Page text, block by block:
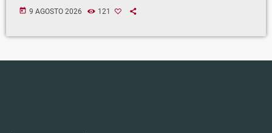
today 9 AGOSTO 2026 121